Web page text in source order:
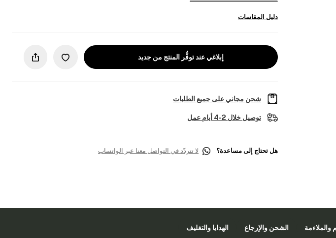
دليل المقاسات
إبلاغي عند توفُّر المنتج من جديد
شحن مجاني على جميع الطلبات
توصيل خلال 2-4 أيام عمل
هل تحتاج إلى مساعدة؟ لا تتردّد في التواصل معنا عبر الواتساب
والملاءمة الشحن والإرجاع الهدايا والتغليف